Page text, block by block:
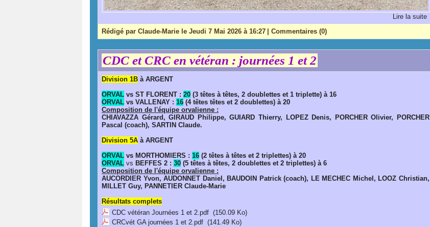
Lire la suite
Rédigé par Claude-Marie le Jeudi 7 Mai 2026 à 16:27 | Commentaires (0)
CDC et CRC en vétéran : journées 1 et 2
Division 1B à ARGENT
ORVAL vs ST FLORENT : 20 (3 têtes à têtes, 2 doublettes et 1 triplette) à 16
ORVAL vs VALLENAY : 16 (4 têtes têtes et 2 doublettes) à 20
Composition de l'équipe orvalienne :
CHIAVAZZA Gérard, GIRAUD Philippe, GUIARD Thierry, LOPEZ Denis, PORCHER Olivier, PORCHER
Pascal (coach), SARTIN Claude.
Division 5A à ARGENT
ORVAL vs MORTHOMIERS : 16 (2 têtes à têtes et 2 triplettes) à 20
ORVAL vs BEFFES 2 : 30 (5 têtes à têtes, 2 doublettes et 2 triplettes) à 6
Composition de l'équipe orvalienne :
AUCORDIER Yvon, AUDONNET Daniel, BAUDOIN Patrick (coach), LE MECHEC Michel, LOOZ Christian,
MILLET Guy, PANNETIER Claude-Marie
Résultats complets
CDC vétéran Journées 1 et 2.pdf (150.09 Ko)
CRCvét GA journées 1 et 2.pdf (141.49 Ko)